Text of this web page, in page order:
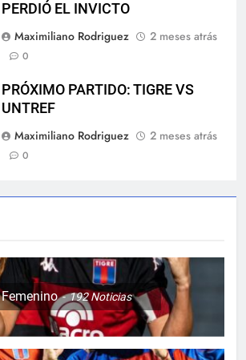
PERDIÓ EL INVICTO
Maximiliano Rodriguez
2 meses atrás
0
PRÓXIMO PARTIDO: TIGRE VS
UNTREF
Maximiliano Rodriguez
2 meses atrás
0
Femenino 192Noticias